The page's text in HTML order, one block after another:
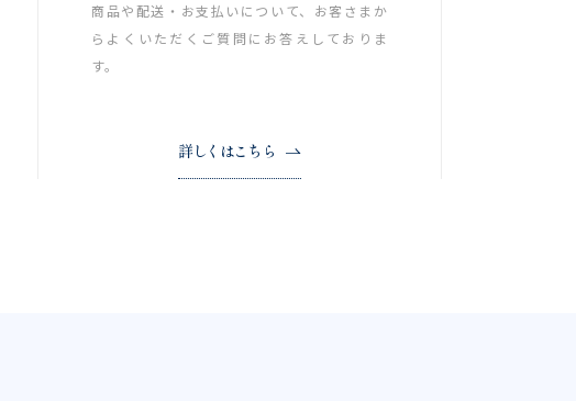
商品や配送・お支払いについて、お客さまか
らよくいただくご質問にお答えしておりま
す。
詳しくはこちら